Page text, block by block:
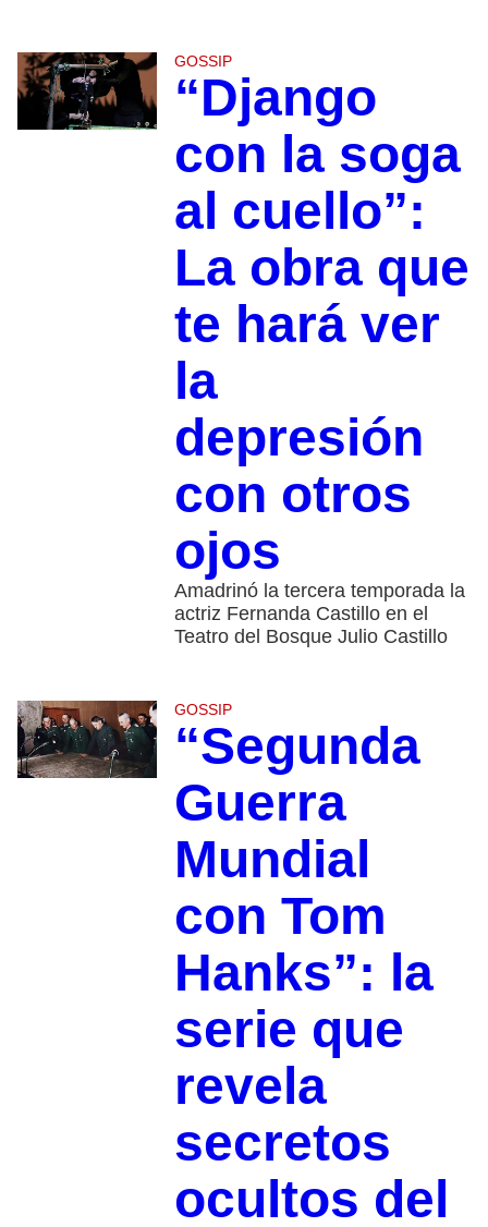
GOSSIP
“Django
con la soga
al cuello”:
La obra que
te hará ver
la
depresión
con otros
ojos
Amadrinó la tercera temporada la
actriz Fernanda Castillo en el
Teatro del Bosque Julio Castillo
GOSSIP
“Segunda
Guerra
Mundial
con Tom
Hanks”: la
serie que
revela
secretos
ocultos del